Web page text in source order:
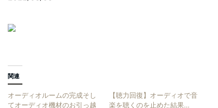
関連
オーディオルームの完成そし
てオーディオ機材のお引っ越
【聴力回復】オーディオで音
楽を聴くのを止めた結果…